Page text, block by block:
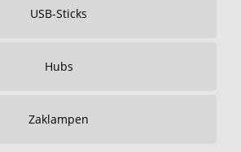
USB-Sticks
Hubs
Zaklampen